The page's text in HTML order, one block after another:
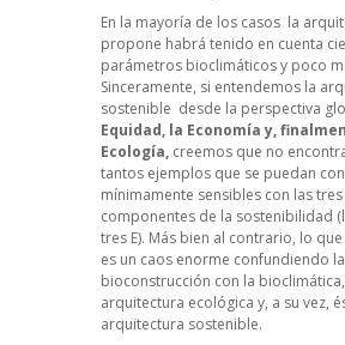
En la mayoría de los casos la
propone habrá tenido en cuenta
parámetros bioclimáticos y poco
Sinceramente, si entendemos la
sostenible desde la perspectiva
Equidad, la Economía y,
Ecología, creemos que no
tantos ejemplos que se puedan
mínimamente sensibles con las tres
componentes de la sostenibilidad
tres E). Más bien al contrario, lo
es un caos enorme confundiendo la
bioconstrucción con la
arquitectura ecológica y, a su vez,
arquitectura sostenible.